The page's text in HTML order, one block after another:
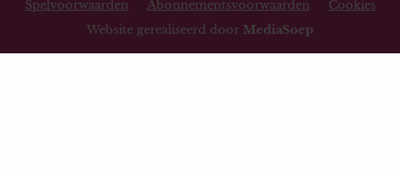
Spelvoorwaarden
Abonnementsvoorwaarden
Cookies
Website gerealiseerd door MediaSoep